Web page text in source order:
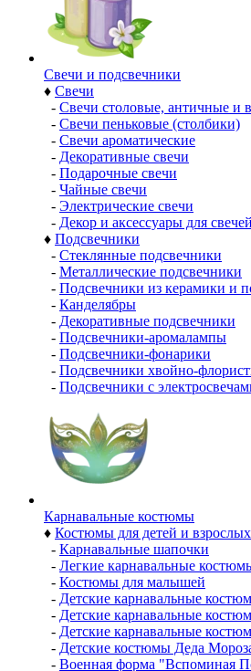
Свечи и подсвечники
♦ Свечи
- Свечи столовые, античные и
- Свечи пеньковые (столбики)
- Свечи ароматические
- Декоративные свечи
- Подарочные свечи
- Чайные свечи
- Электрические свечи
- Декор и аксессуары для свечей
♦ Подсвечники
- Стеклянные подсвечники
- Металлические подсвечники
- Подсвечники из керамики и
- Канделябры
- Декоративные подсвечники
- Подсвечники-аромалампы
- Подсвечники-фонарики
- Подсвечники хвойно-
- Подсвечники с
Карнавальные костюмы
♦ Костюмы для детей и взрослых
- Карнавальные шапочки
- Легкие карнавальные
- Костюмы для малышей
- Детские карнавальные
- Детские карнавальные
- Детские карнавальные
- Детские костюмы Деда
- Военная форма "Вспоминая